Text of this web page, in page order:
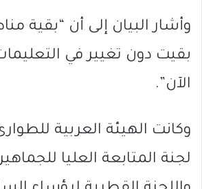
وأشار البيان إلى أن “بقية
بقيت دون تغيير في
الآن”.
وكانت الهيئة العربية
لجنة المتابعة العليا